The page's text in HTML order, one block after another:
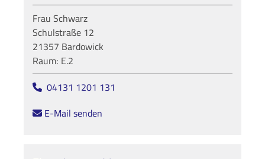
Frau Schwarz
Schulstraße 12
21357 Bardowick
Raum: E.2
04131 1201 131
E-Mail senden